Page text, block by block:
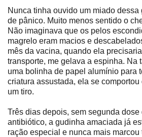
Nunca tinha ouvido um miado dessa
de pânico. Muito menos sentido o
Não imaginava que os pelos
magrelo eram macios e
mês da vacina, quando ela
transporte, me gelava a espinha. Na
uma bolinha de papel alumínio para
criatura assustada, ela se
um tiro.
Três dias depois, sem segunda dose
antibiótico, a gudinha amaciada já
ração especial e nunca mais marcou